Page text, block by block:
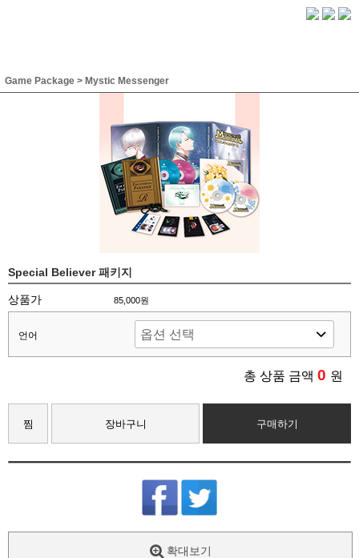
Game Package > Mystic Messenger
Special Believer 패키지
상품가 85,000원
언어
총 상품 금액 0 원
찜 장바구니 구매하기
확대보기